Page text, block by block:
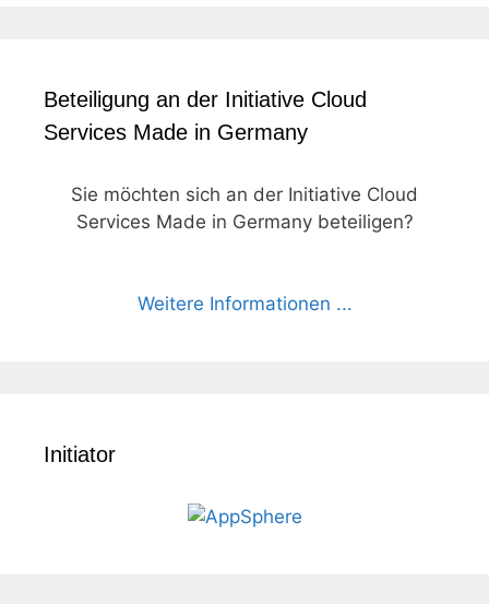
Beteiligung an der Initiative Cloud
Services Made in Germany
Sie möchten sich an der Initiative Cloud
Services Made in Germany beteiligen?
Weitere Informationen ...
Initiator